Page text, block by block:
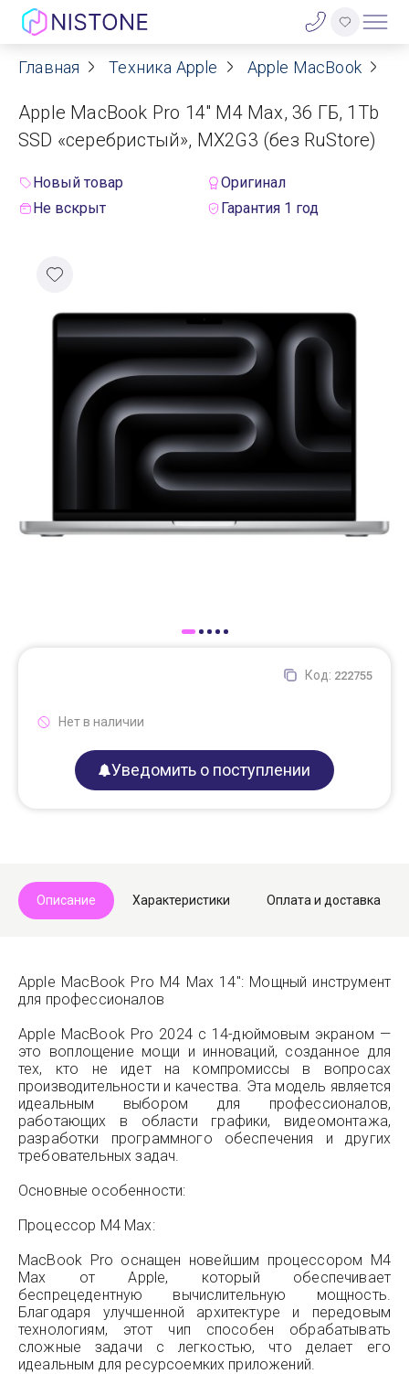
Акции
О нас
Договор оферты
Контакты
Гарантия
Оплата
Самовывоз
Главная Техника Apple Apple MacBook
Apple MacBook Pro 14" M4 Max, 36 ГБ, 1Tb
SSD «серебристый», MX2G3 (без RuStore)
Новый товар
Оригинал
Не вскрыт
Гарантия 1 год
Код: 222755
Нет в наличии
Уведомить о поступлении
Описание Характеристики Оплата и доставка
Apple MacBook Pro M4 Max 14": Мощный инструмент
для профессионалов
Apple MacBook Pro 2024 с 14-дюймовым экраном —
это воплощение мощи и инноваций, созданное для
тех, кто не идет на компромиссы в вопросах
производительности и качества. Эта модель является
идеальным выбором для профессионалов,
работающих в области графики, видеомонтажа,
разработки программного обеспечения и других
требовательных задач.
Основные особенности:
Процессор M4 Max:
MacBook Pro оснащен новейшим процессором M4
Max от Apple, который обеспечивает
беспрецедентную вычислительную мощность.
Благодаря улучшенной архитектуре и передовым
технологиям, этот чип способен обрабатывать
сложные задачи с легкостью, что делает его
идеальным для ресурсоемких приложений.